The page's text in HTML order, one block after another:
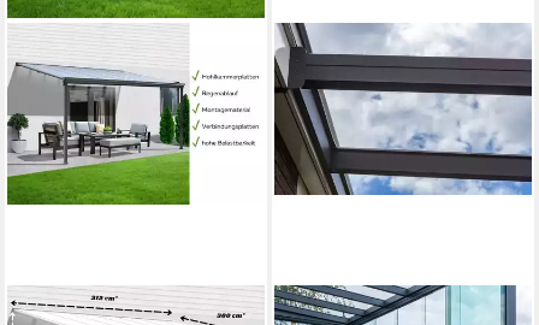
AILEENSTORE TERRASSANA